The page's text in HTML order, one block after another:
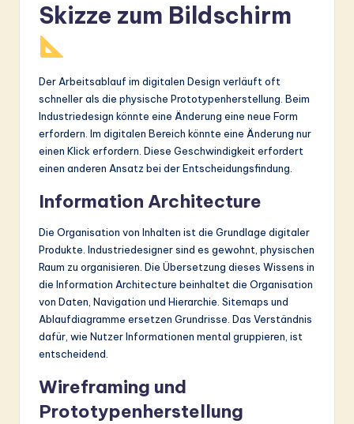
Skizze zum Bildschirm
Der Arbeitsablauf im digitalen Design verläuft oft
schneller als die physische Prototypenherstellung. Beim
Industriedesign könnte eine Änderung eine neue Form
erfordern. Im digitalen Bereich könnte eine Änderung nur
einen Klick erfordern. Diese Geschwindigkeit erfordert
einen anderen Ansatz bei der Entscheidungsfindung.
Information Architecture
Die Organisation von Inhalten ist die Grundlage digitaler
Produkte. Industriedesigner sind es gewohnt, physischen
Raum zu organisieren. Die Übersetzung dieses Wissens in
die Information Architecture beinhaltet die Organisation
von Daten, Navigation und Hierarchie. Sitemaps und
Ablaufdiagramme ersetzen Grundrisse. Das Verständnis
dafür, wie Nutzer Informationen mental gruppieren, ist
entscheidend.
Wireframing und
Prototypenherstellung